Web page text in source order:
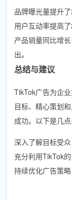
品牌曝光量提升
用户互动率提高
产品销量同比增
出。
总结与建议
TikTok广告为企
目标、精心策划
成功。以下是几点
深入了解目标受
充分利用TikTok
持续优化广告策